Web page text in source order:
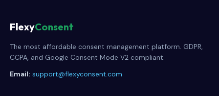
FlexyConsent
The most affordable consent management platform. GDPR,
CCPA, and Google Consent Mode V2 compliant.
Email: support@flexyconsent.com